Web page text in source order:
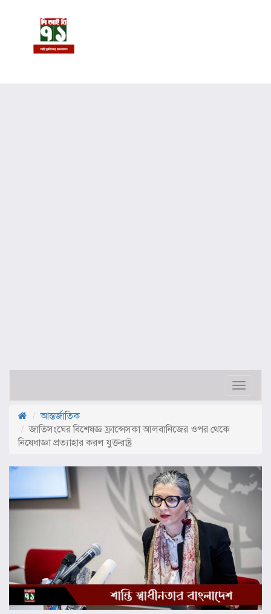
Toggle
আন্তর্জাতিক
জাতিসংঘের বিশেষজ্ঞ ফ্রান্সেসকা আলবানিজের ওপর থেকে
নিষেধাজ্ঞা প্রত্যাহার করল যুক্তরাষ্ট্র